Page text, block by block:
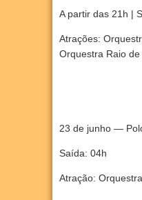
A partir das 21h |
Atrações:
Orquestra Raio de
23 de junho —
Saída: 04h
Atração: